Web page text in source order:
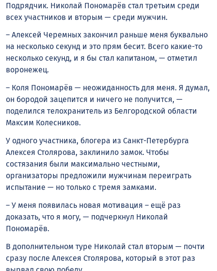
Подрядчик. Николай Пономарёв стал третьим среди
всех участников и вторым — среди мужчин.
– Алексей Черемных закончил раньше меня буквально
на несколько секунд и это прям бесит. Всего какие-то
несколько секунд, и я бы стал капитаном, — отметил
воронежец.
– Коля Пономарёв — неожиданность для меня. Я думал,
он бородой зацепится и ничего не получится, —
поделился телохранитель из Белгородской области
Максим Колесников.
У одного участника, блогера из Санкт-Петербурга
Алексея Столярова, заклинило замок. Чтобы
состязания были максимально честными,
организаторы предложили мужчинам переиграть
испытание — но только с тремя замками.
– У меня появилась новая мотивация – ещё раз
доказать, что я могу, — подчеркнул Николай
Пономарёв.
В дополнительном туре Николай стал вторым — почти
сразу после Алексея Столярова, который в этот раз